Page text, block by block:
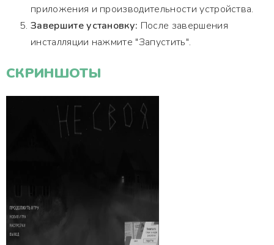
приложения и производительности устройства.
Завершите установку: После завершения
инсталляции нажмите "Запустить".
СКРИНШОТЫ